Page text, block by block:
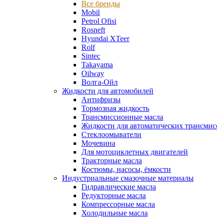
Все бренды
Mobil
Petrol Ofisi
Rosneft
Hyundai XTeer
Rolf
Sintec
Takayama
Oilway
Волга-Ойл
Жидкости для автомобилей
Антифризы
Тормозная жидкость
Трансмиссионные масла
Жидкости для автоматических
Стеклоомыватели
Мочевина
Для мотоциклетных двигателей
Тракторные масла
Костюмы, насосы, ёмкости
Индустриальные смазочные материалы
Гидравлические масла
Редукторные масла
Компрессорные масла
Холодильные масла